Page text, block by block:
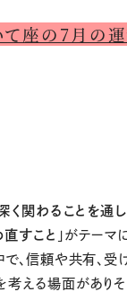
て座の7月の
く関わることを通
すこと 」がテーマ
で、信頼や共有、受
える場面がありそ